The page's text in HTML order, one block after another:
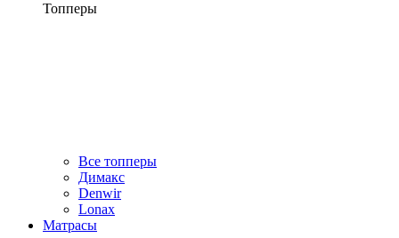
Топперы
Все топперы
Димакс
Denwir
Lonax
Матрасы